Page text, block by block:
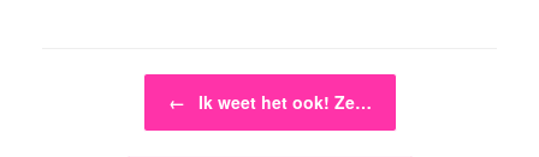
Bericht navigatie
← Ik weet het ook! Ze…